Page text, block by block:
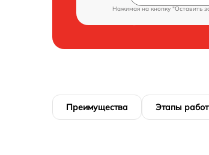
Нажимая на кнопку "Оставить
Преимущества Этапы работ